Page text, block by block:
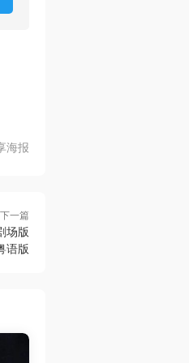
海报
下一篇
场版
语版